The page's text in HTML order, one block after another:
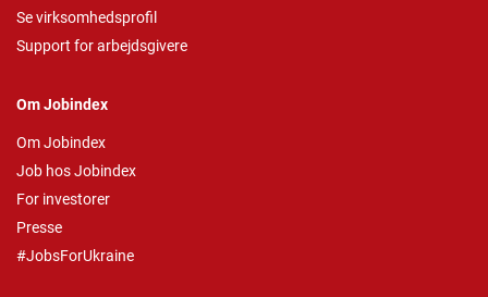
Se virksomhedsprofil
Support for arbejdsgivere
Om Jobindex
Om Jobindex
Job hos Jobindex
For investorer
Presse
#JobsForUkraine